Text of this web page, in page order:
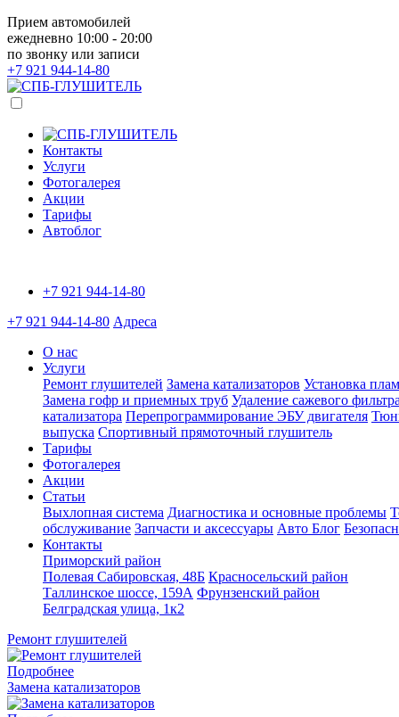
Прием автомобилей
ежедневно 10:00 - 20:00
по звонку или записи
+7 921 944-14-80
Контакты
Услуги
Фотогалерея
Акции
Тарифы
Автоблог
+7 921 944-14-80
+7 921 944-14-80 Адреса
О нас
Услуги
Ремонт глушителей Замена катализаторов Установка
Замена гофр и приемных труб Удаление сажевого
катализатора Перепрограммирование ЭБУ двигателя
выпуска Спортивный прямоточный глушитель
Тарифы
Фотогалерея
Акции
Статьи
Выхлопная система Диагностика и основные проблемы
обслуживание Запчасти и аксессуары Авто Блог
Контакты
Приморский район
Полевая Сабировская, 48Б Красносельский район
Таллинское шоссе, 159А Фрунзенский район
Белградская улица, 1к2
Ремонт глушителей
Подробнее
Замена катализаторов